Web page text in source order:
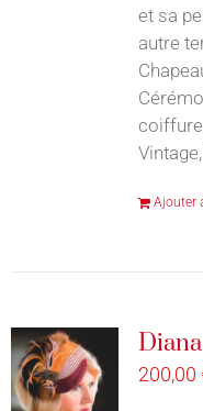
et sa
autre
Ajouter
200,00